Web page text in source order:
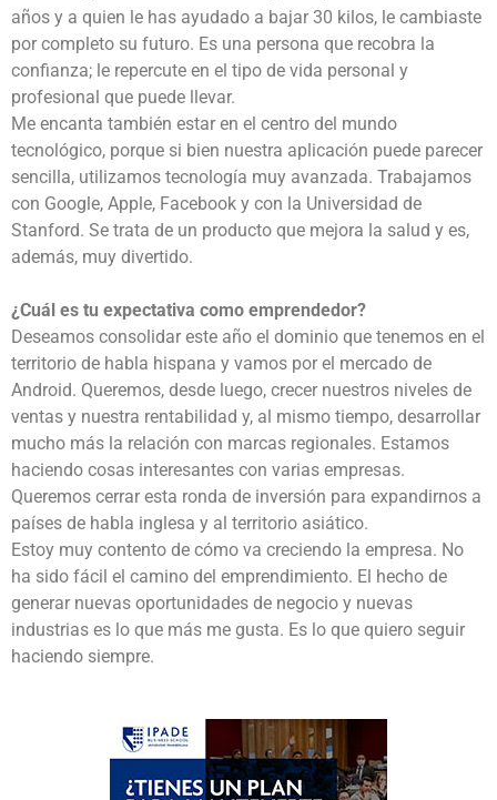
años y a quien le has ayudado a bajar 30 kilos, le cambiaste
por completo su futuro. Es una persona que recobra la
confianza; le repercute en el tipo de vida personal y
profesional que puede llevar.
Me encanta también estar en el centro del mundo
tecnológico, porque si bien nuestra aplicación puede parecer
sencilla, utilizamos tecnología muy avanzada. Trabajamos
con Google, Apple, Facebook y con la Universidad de
Stanford. Se trata de un producto que mejora la salud y es,
además, muy divertido.
¿Cuál es tu expectativa como emprendedor?
Deseamos consolidar este año el dominio que tenemos en el
territorio de habla hispana y vamos por el mercado de
Android. Queremos, desde luego, crecer nuestros niveles de
ventas y nuestra rentabilidad y, al mismo tiempo, desarrollar
mucho más la relación con marcas regionales. Estamos
haciendo cosas interesantes con varias empresas.
Queremos cerrar esta ronda de inversión para expandirnos a
países de habla inglesa y al territorio asiático.
Estoy muy contento de cómo va creciendo la empresa. No
ha sido fácil el camino del emprendimiento. El hecho de
generar nuevas oportunidades de negocio y nuevas
industrias es lo que más me gusta. Es lo que quiero seguir
haciendo siempre.